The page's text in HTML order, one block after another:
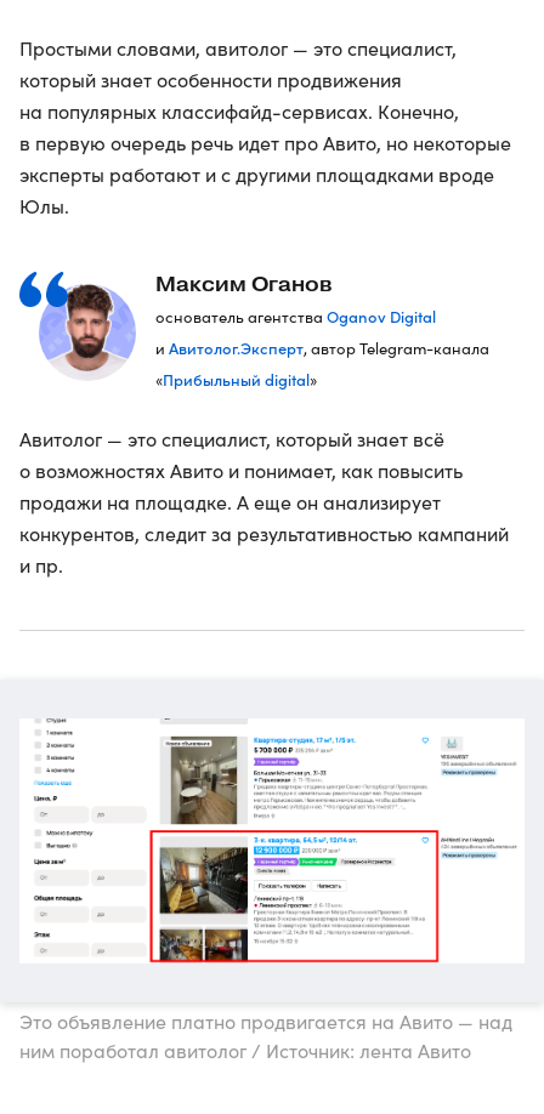
Простыми словами, авитолог — это специалист,
который знает особенности продвижения
на популярных классифайд-сервисах. Конечно,
в первую очередь речь идет про Авито, но некоторые
эксперты работают и с другими площадками вроде
Юлы.
Максим Оганов
основатель агентства Oganov Digital
и Авитолог.Эксперт, автор Telegram-канала
«Прибыльный digital»
Авитолог — это специалист, который знает всё
о возможностях Авито и понимает, как повысить
продажи на площадке. А еще он анализирует
конкурентов, следит за результативностью кампаний
и пр.
Это объявление платно продвигается на Авито — над
ним поработал авитолог / Источник: лента Авито